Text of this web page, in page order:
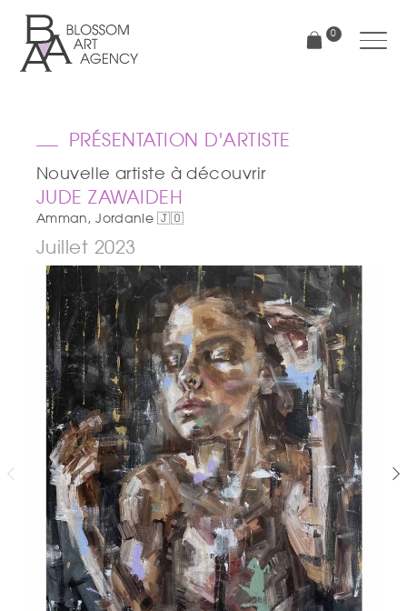
principal
0
PRÉSENTATION D'ARTISTE
Nouvelle artiste à découvrir
JUDE ZAWAIDEH
Amman, Jordanie 🇯🇴
Juillet 2023